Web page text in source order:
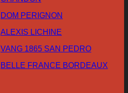
DOM PERIGNON
ALEXIS LICHINE
VANG 1865 SAN PEDRO
BELLE FRANCE BORDEAUX